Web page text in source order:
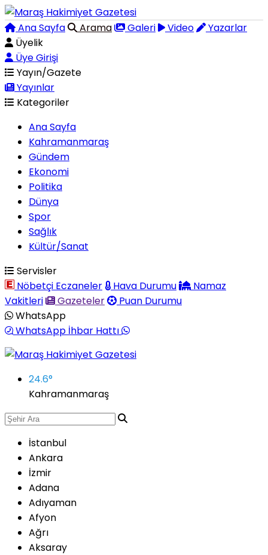
Ana Sayfa Arama Galeri Video
Yazarlar
Üyelik
Üye Girişi
Yayın/Gazete
Yayınlar
Kategoriler
Ana Sayfa
Kahramanmaraş
Gündem
Ekonomi
Politika
Dünya
Spor
Sağlık
Kültür/Sanat
Servisler
Nöbetçi Eczaneler
Hava Durumu
Namaz
Vakitleri
Gazeteler
Puan Durumu
WhatsApp
WhatsApp İhbar Hattı
24.6°
Kahramanmaraş
İstanbul
Ankara
İzmir
Adana
Adıyaman
Afyon
Ağrı
Aksaray